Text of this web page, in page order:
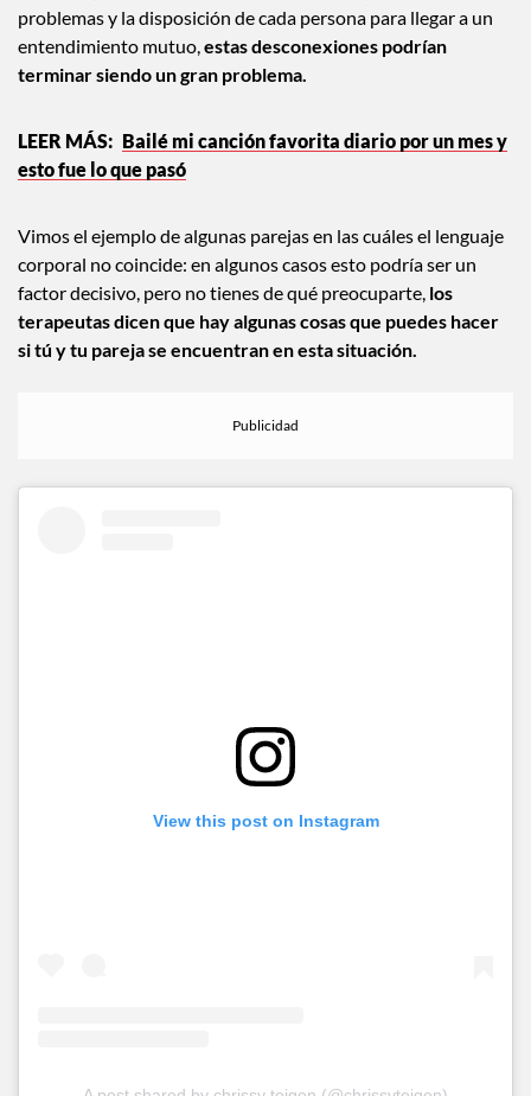
amor.Dependiendo de factores como la importancia de estos
problemas y la disposición de cada persona para llegar a un
entendimiento mutuo,estas desconexiones podrían
Bailé mi canción favorita diario por un mes y
Vimos el ejemplo de algunas parejas en las cuáles el lenguaje
corporal no coincide: en algunos casos esto podría ser un
factor decisivo, pero no tienes de qué preocuparte,los
terapeutas dicen que hay algunas cosas que puedes hacer